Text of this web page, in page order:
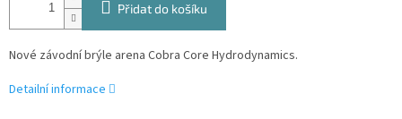
Přidat do košíku
Nové závodní brýle arena Cobra Core Hydrodynamics.
Detailní informace